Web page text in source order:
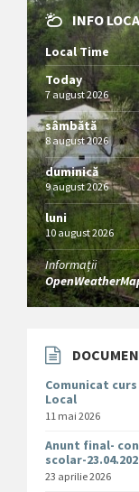
INFO
Local Time
Today
7 august 2026
sâmbătă
8 august 2026
duminică
9 august 2026
luni
10 august 2026
Comunicat
Local
11 mai 2026
Anunt final-
scolar-
23 aprilie 2026